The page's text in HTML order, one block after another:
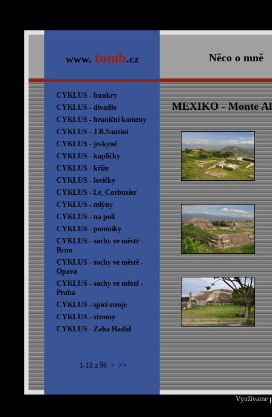
www. tomb.cz Něco o mně
CYKLUS - bunkry
CYKLUS - divadlo
CYKLUS - hraniční kameny
CYKLUS - J.B.Santini
CYKLUS - jeskyně
CYKLUS - kapličky
CYKLUS - kříže
CYKLUS - lavičky
CYKLUS - Le_Corbusier
CYKLUS - mlýny
CYKLUS - na poli
CYKLUS - pomníky
CYKLUS - sochy ve městě -
Brno
CYKLUS - sochy ve městě -
Opava
CYKLUS - sochy ve městě -
Praha
CYKLUS - spící stroje
CYKLUS - stromy
CYKLUS - Zaha Hadid
1-18 z 96 > >>
MEXIKO - Monte
Využívame